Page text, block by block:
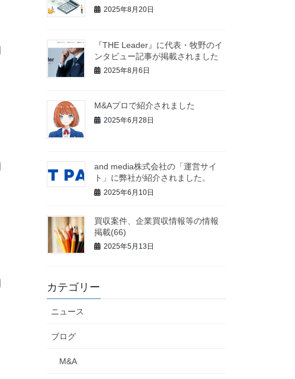
2025年8月20日
『THE Leader』に代表・牧野のイ
ンタビュー記事が掲載されました
2025年8月6日
M&Aプロで紹介されました
2025年6月28日
and media株式会社の「運営サイ
ト」に弊社が紹介されました。
2025年6月10日
買収案件、企業買収情報等の情報
掲載(66)
2025年5月13日
カテゴリー
ニュース
ブログ
M&A